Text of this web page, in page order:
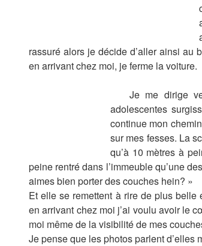
rassuré alors je décide d’aller ainsi au
en arrivant chez moi, je ferme la voiture.
Je me dirige
adolescentes
continue mon
sur mes fesses. La
qu’à 10 mètres à
peine rentré dans l’immeuble qu’une
aimes bien porter des couches hein? »
Et elle se remettent à rire de plus
en arrivant chez moi j’ai voulu avoir le
moi même de la visibilité de mes
Je pense que les photos parlent d’elles